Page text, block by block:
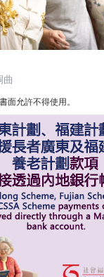
曲
面允許不得使用。